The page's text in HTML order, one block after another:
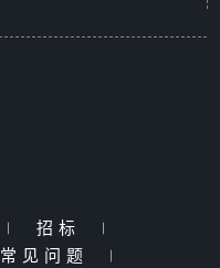
| 招标
|
常见问题 |